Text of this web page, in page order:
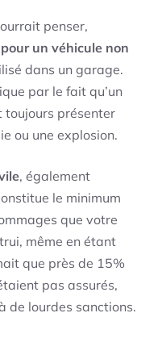
penser,
un véhicule non
dans un garage.
par le fait qu’un
toujours présenter
ou une explosion.
, également
le minimum
que votre
même en étant
que près de 15%
pas assurés,
de lourdes sanctions.